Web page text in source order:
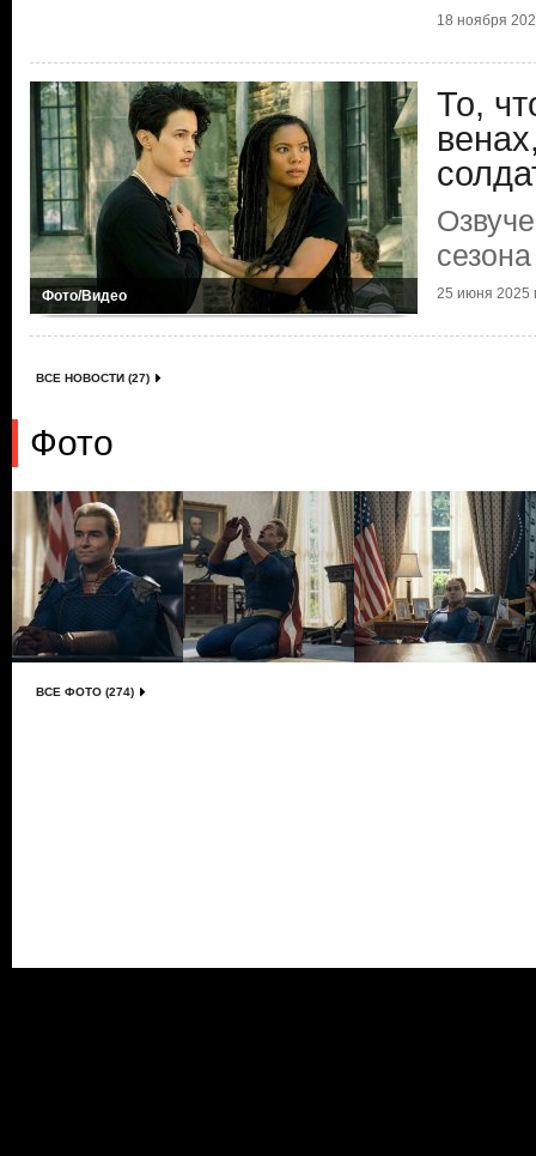
18 ноября
Фото/Видео
То,
25 июня 2025
ВСЕ НОВОСТИ (27)
Фото
ВСЕ ФОТО (274)